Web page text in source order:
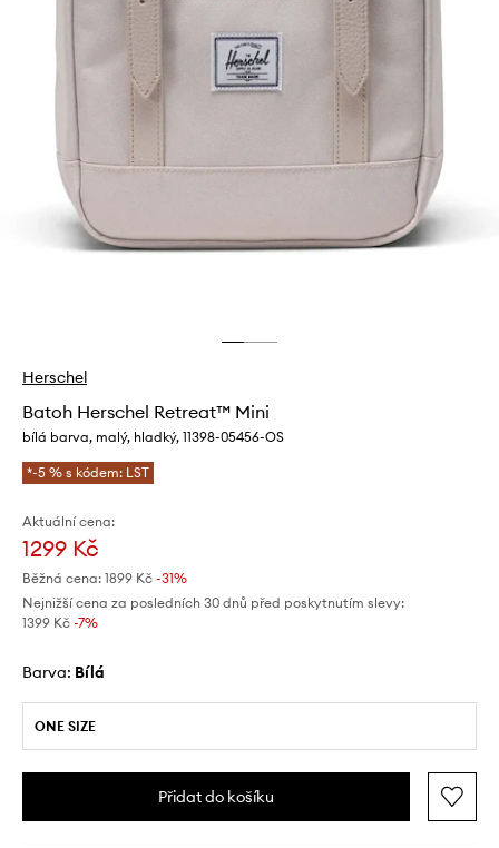
Herschel
Batoh Herschel Retreat™ Mini
bílá barva, malý, hladký, 11398-05456-OS
*-5 % s kódem: LST
Aktuální cena:
1299 Kč
Běžná cena: 1899 Kč -31%
Nejnižší cena za posledních 30 dnů před poskytnutím slevy:
1399 Kč -7%
Barva: bílá
ONE SIZE
Přidat do košíku